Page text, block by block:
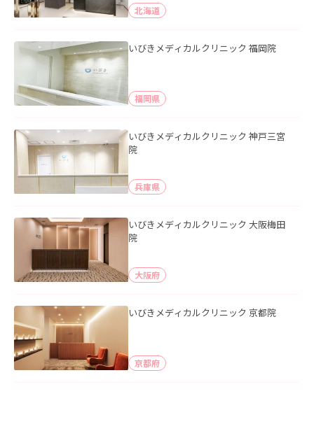
北海道
いびきメディカルクリニック 福岡院
福岡県
いびきメディカルクリニック 神戸三宮
院
兵庫県
いびきメディカルクリニック 大阪梅田
院
大阪府
いびきメディカルクリニック 京都院
京都府